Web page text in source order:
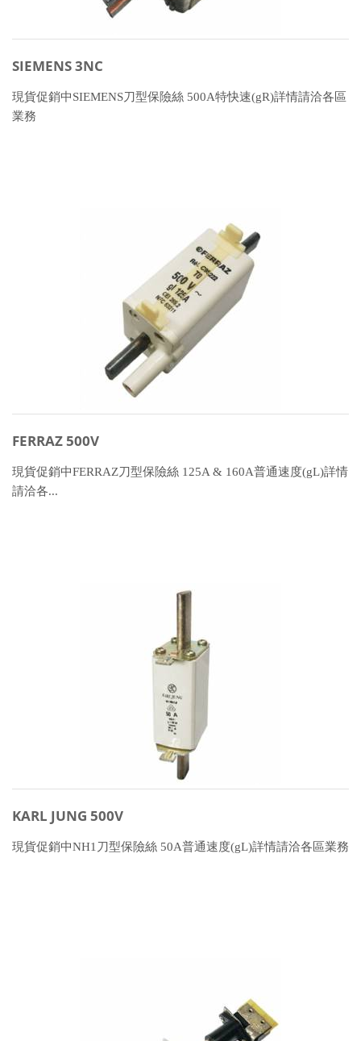
SIEMENS 3NC
現貨促銷中SIEMENS刀型保險絲 500A特快速(gR)詳情請洽各區
業務
FERRAZ 500V
現貨促銷中FERRAZ刀型保險絲 125A & 160A普通速度(gL)詳情
請洽各...
KARL JUNG 500V
現貨促銷中NH1刀型保險絲 50A普通速度(gL)詳情請洽各區業務